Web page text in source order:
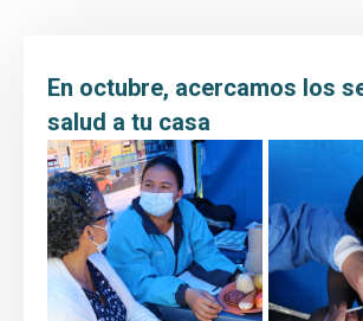
Entidad
Prensa
Educación al paciente
En octubre, acercamos los
salud a tu casa